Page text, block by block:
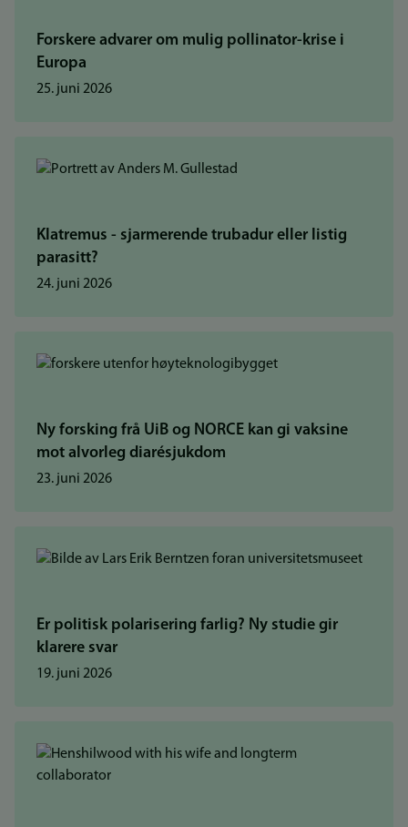
Forskere advarer om mulig pollinator-krise i
Europa
25. juni 2026
Klatremus - sjarmerende trubadur eller listig
parasitt?
24. juni 2026
Ny forsking frå UiB og NORCE kan gi vaksine
mot alvorleg diarésjukdom
23. juni 2026
Er politisk polarisering farlig? Ny studie gir
klarere svar
19. juni 2026